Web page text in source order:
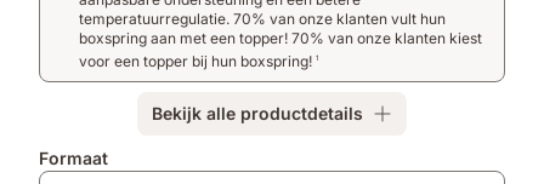
gratis
retour
temperatuurregulatie. 70% van onze klanten vult hun
boxspring aan met een topper! 70% van onze klanten kiest
voor een topper bij hun boxspring! 1
Bekijk alle productdetails
Extra
Formaat